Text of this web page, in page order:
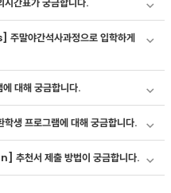
시간표가 궁금합니다.
주말야간석사과정으로 입학하게
대해 궁금합니다.
학생 프로그램에 대해 궁금합니다.
추천서 제출 방법이 궁금합니다.